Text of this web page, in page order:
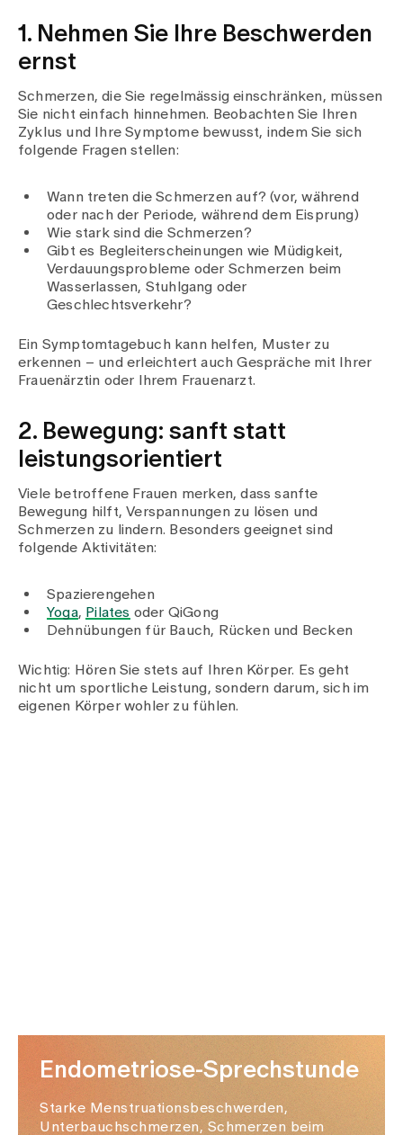
1. Nehmen Sie Ihre Beschwerden
ernst
Schmerzen, die Sie regelmässig einschränken, müssen
Sie nicht einfach hinnehmen. Beobachten Sie Ihren
Zyklus und Ihre Symptome bewusst, indem Sie sich
folgende Fragen stellen:
Wann treten die Schmerzen auf? (vor, während
oder nach der Periode, während dem Eisprung)
Wie stark sind die Schmerzen?
Gibt es Begleiterscheinungen wie Müdigkeit,
Verdauungsprobleme oder Schmerzen beim
Wasserlassen, Stuhlgang oder
Geschlechtsverkehr?
Ein Symptomtagebuch kann helfen, Muster zu
erkennen – und erleichtert auch Gespräche mit Ihrer
Frauenärztin oder Ihrem Frauenarzt.
2. Bewegung: sanft statt
leistungsorientiert
Viele betroffene Frauen merken, dass sanfte
Bewegung hilft, Verspannungen zu lösen und
Schmerzen zu lindern. Besonders geeignet sind
folgende Aktivitäten:
Spazierengehen
Yoga, Pilates oder QiGong
Dehnübungen für Bauch, Rücken und Becken
Wichtig: Hören Sie stets auf Ihren Körper. Es geht
nicht um sportliche Leistung, sondern darum, sich im
eigenen Körper wohler zu fühlen.
Endometriose-Sprechstunde
Starke Menstruationsbeschwerden,
Unterbauchschmerzen, Schmerzen beim